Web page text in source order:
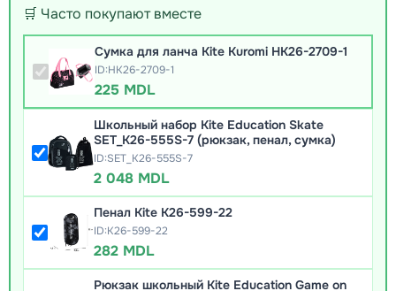
🛒 Часто покупают вместе
Сумка для ланча Kite Kuromi HK26-2709-1
ID:HK26-2709-1
225 MDL
Школьный набор Kite Education Skate
SET_K26-555S-7 (рюкзак, пенал, сумка)
ID:SET_K26-555S-7
2 048 MDL
Пенал Kite K26-599-22
ID:K26-599-22
282 MDL
Рюкзак школьный Kite Education Game on